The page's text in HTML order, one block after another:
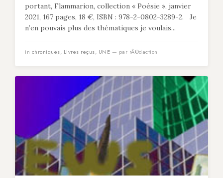
portant, Flammarion, collection « Poésie », janvier
2021, 167 pages, 18 €, ISBN : 978-2-0802-3289-2. Je
n’en pouvais plus des thématiques je voulais...
in chroniques, Livres reçus, UNE — par rÃ©daction